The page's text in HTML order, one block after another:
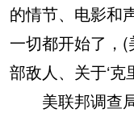
的情节、电影和
一切都开始了，
部敌人、关于‘克
美联邦调查局